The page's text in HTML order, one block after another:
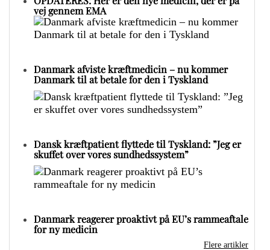
vej gennem EMA
Danmark afviste kræftmedicin – nu kommer
Danmark til at betale for den i Tyskland
Dansk kræftpatient flyttede til Tyskland: ”Jeg er
skuffet over vores sundhedssystem”
Danmark reagerer proaktivt på EU’s rammeaftale
for ny medicin
Flere artikler